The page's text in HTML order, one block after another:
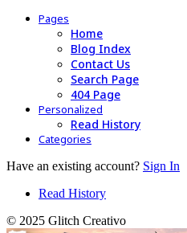
Pages
Home
Blog Index
Contact Us
Search Page
404 Page
Personalized
Read History
Categories
Have an existing account? Sign In
Read History
© 2025 Glitch Creativo